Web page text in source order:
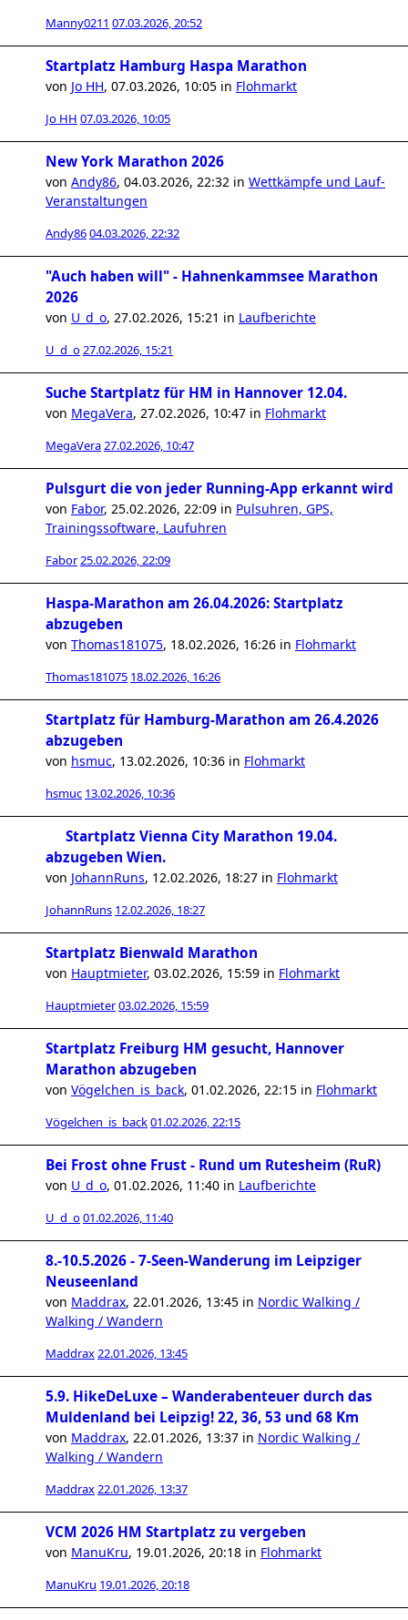
Manny0211 07.03.2026, 20:52
Startplatz Hamburg Haspa Marathon
von Jo HH, 07.03.2026, 10:05 in Flohmarkt
Jo HH 07.03.2026, 10:05
New York Marathon 2026
von Andy86, 04.03.2026, 22:32 in Wettkämpfe und Lauf-
Veranstaltungen
Andy8604.03.2026, 22:32
"Auch haben will" - Hahnenkammsee Marathon
2026
von U_d_o, 27.02.2026, 15:21 in Laufberichte
U_d_o27.02.2026, 15:21
Suche Startplatz für HM in Hannover 12.04.
von MegaVera, 27.02.2026, 10:47 in Flohmarkt
MegaVera27.02.2026, 10:47
Pulsgurt die von jeder Running-App erkannt wird
von Fabor, 25.02.2026, 22:09 in Pulsuhren, GPS,
Trainingssoftware, Laufuhren
Fabor25.02.2026, 22:09
Haspa-Marathon am 26.04.2026: Startplatz
abzugeben
von Thomas181075, 18.02.2026, 16:26 in Flohmarkt
Thomas181075 18.02.2026, 16:26
Startplatz für Hamburg-Marathon am 26.4.2026
abzugeben
von hsmuc, 13.02.2026, 10:36 in Flohmarkt
hsmuc 13.02.2026, 10:36
Startplatz Vienna City Marathon 19.04.
abzugeben Wien.
von JohannRuns, 12.02.2026, 18:27 in Flohmarkt
JohannRuns 12.02.2026, 18:27
Startplatz Bienwald Marathon
von Hauptmieter, 03.02.2026, 15:59 in Flohmarkt
Hauptmieter03.02.2026, 15:59
Startplatz Freiburg HM gesucht, Hannover
Marathon abzugeben
von Vögelchen_is_back, 01.02.2026, 22:15 in Flohmarkt
Vögelchen_is_back01.02.2026, 22:15
Bei Frost ohne Frust - Rund um Rutesheim (RuR)
von U_d_o, 01.02.2026, 11:40 in Laufberichte
U_d_o01.02.2026, 11:40
8.-10.5.2026 - 7-Seen-Wanderung im Leipziger
Neuseenland
von Maddrax, 22.01.2026, 13:45 in Nordic Walking /
Walking / Wandern
Maddrax22.01.2026, 13:45
5.9. HikeDeLuxe – Wanderabenteuer durch das
Muldenland bei Leipzig! 22, 36, 53 und 68 Km
von Maddrax, 22.01.2026, 13:37 in Nordic Walking /
Walking / Wandern
Maddrax22.01.2026, 13:37
VCM 2026 HM Startplatz zu vergeben
von ManuKru, 19.01.2026, 20:18 in Flohmarkt
ManuKru 19.01.2026, 20:18